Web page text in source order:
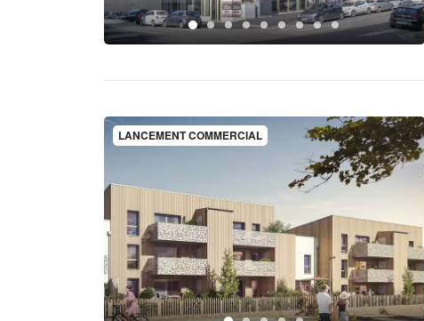
LANCEMENT COMMERCIAL